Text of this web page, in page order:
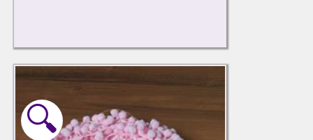
🔍